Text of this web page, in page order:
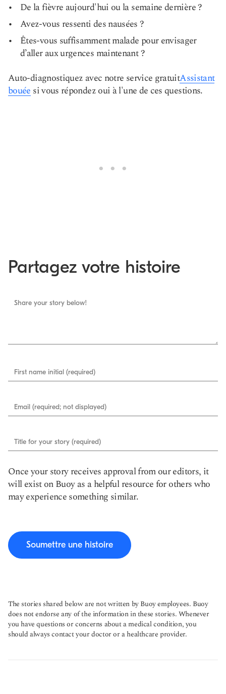
De la fièvre aujourd'hui ou la semaine dernière ?
Avez-vous ressenti des nausées ?
Êtes-vous suffisamment malade pour envisager
d’aller aux urgences maintenant ?
Auto-diagnostiquez avec notre service gratuitAssistant
bouée si vous répondez oui à l'une de ces questions.
Partagez votre histoire
Share your story below!
First name initial (required)
Email (required; not displayed)
Title for your story (required)
Once your story receives approval from our editors, it
will exist on Buoy as a helpful resource for others who
may experience something similar.
Soumettre une histoire
The stories shared below are not written by Buoy employees. Buoy
does not endorse any of the information in these stories. Whenever
you have questions or concerns about a medical condition, you
should always contact your doctor or a healthcare provider.